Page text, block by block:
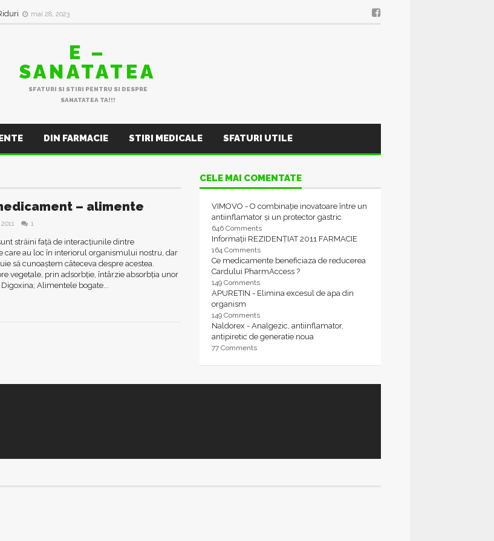
mai 28, 2023
E –
SANATATEA
SFATURI SI STIRI PENTRU SI DESPRE
SANATATEA TA!!!
DIN FARMACIE STIRI MEDICALE SFATURI UTILE
– alimente
1
străini față de interacțiunile dintre
care au loc în interiorul organismului nostru, dar
să cunoaștem câteceva despre acestea.
vegetale, prin adsorbție, întârzie absorbția unor
Alimentele bogate...
CELE MAI COMENTATE
VIMOVO - O combinație inovatoare între un
antiinflamator și un protector gastric
646 Comments
Informații REZIDENȚIAT 2011 FARMACIE
164 Comments
Ce medicamente beneficiaza de reducerea
Cardului PharmAccess ?
149 Comments
APURETIN - Elimina excesul de apa din
organism
149 Comments
Naldorex - Analgezic, antiinflamator,
antipiretic de generatie noua
77 Comments